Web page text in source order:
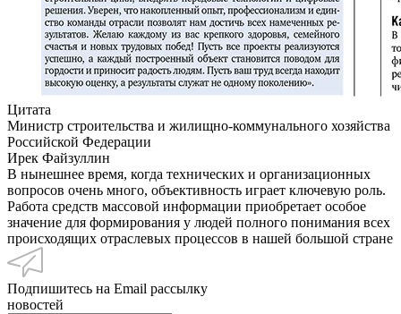
Цитата
Министр строительства и жилищно-коммунального хозяйства
Российской Федерации
Ирек Файзуллин
В нынешнее время, когда технических и организационных
вопросов очень много, объективность играет ключевую роль.
Работа средств массовой информации приобретает особое
значение для формирования у людей полного понимания всех
происходящих отраслевых процессов в нашей большой стране
Подпишитесь на Email рассылку
новостей